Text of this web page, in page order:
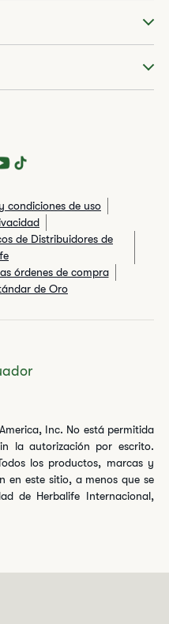
condiciones de uso
de Distribuidores de
órdenes de compra
de Oro
Inc. No está permitida
la autorización por escrito.
los productos, marcas y
en este sitio, a menos que se
de Herbalife Internacional,